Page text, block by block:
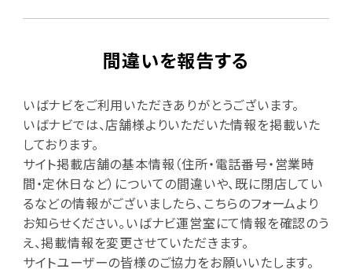
間違いを報告する
いばナビをご利用いただきありがとうございます。
いばナビでは、店舗様よりいただいた情報を掲載いた
しております。
サイト掲載店舗の基本情報（住所・電話番号・営業時
間・定休日など）についての間違いや、既に閉店してい
るなどの情報がございましたら、こちらのフォームより
お知らせください。いばナビ運営室にて情報を確認のう
え、掲載情報を変更させていただきます。
サイトユーザーの皆様のご協力をお願いいたします。